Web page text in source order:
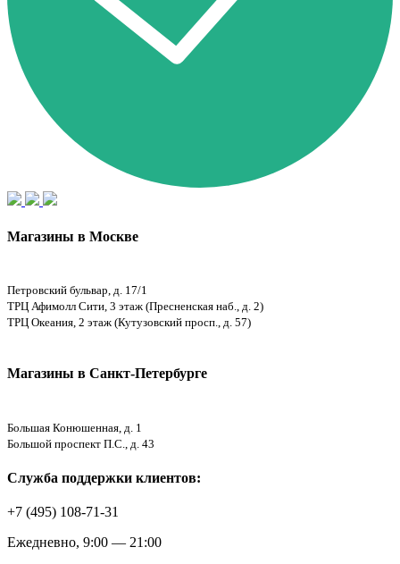
Магазины в Москве
Петровский бульвар, д. 17/1
ТРЦ Афимолл Сити, 3 этаж (Пресненская наб., д. 2)
ТРЦ Океания, 2 этаж (Кутузовский просп., д. 57)
Магазины в Санкт-Петербурге
Большая Конюшенная, д. 1
Большой проспект П.С., д. 43
Служба поддержки клиентов:
+7 (495) 108-71-31
Ежедневно, 9:00 — 21:00